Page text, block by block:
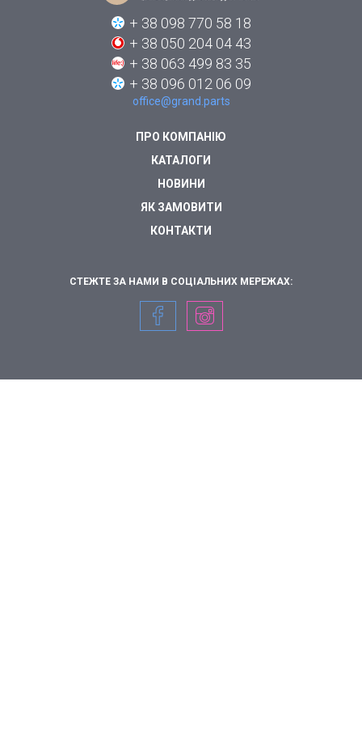
ПРО КОМПАНІЮ
КАТАЛОГИ
НОВИНИ
ЯК ЗАМОВИТИ
КОНТАКТИ
+ 38 098 770 58 18
+ 38 050 204 04 43
+ 38 063 499 83 35
+ 38 096 012 06 09
office@grand.parts
СТЕЖТЕ ЗА НАМИ В СОЦІАЛЬНИХ МЕРЕЖАХ: